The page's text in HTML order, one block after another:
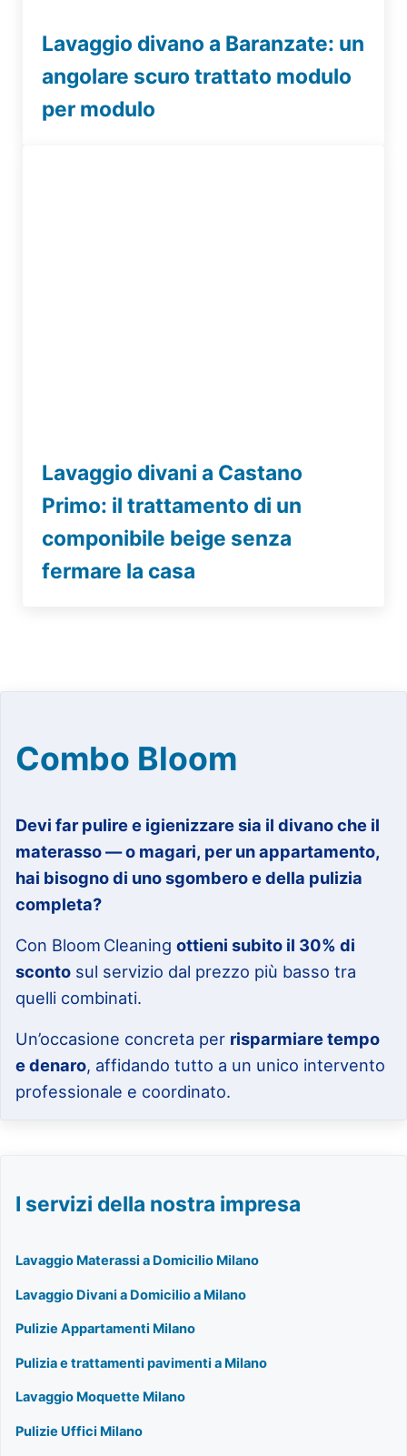
Lavaggio divano a Baranzate: un
angolare scuro trattato modulo
per modulo
Lavaggio divani a Castano
Primo: il trattamento di un
componibile beige senza
fermare la casa
Combo Bloom
Devi far pulire e igienizzare sia il divano che il
materasso — o magari, per un appartamento,
hai bisogno di uno sgombero e della pulizia
completa?
Con Bloom Cleaningottieni subito il 30% di
sconto sul servizio dal prezzo più basso tra
quelli combinati.
Un’occasione concreta per risparmiare tempo
e denaro, affidando tutto a un unico intervento
professionale e coordinato.
I servizi della nostra impresa
Lavaggio Materassi a Domicilio Milano
Lavaggio Divani a Domicilio a Milano
Pulizie Appartamenti Milano
Pulizia e trattamenti pavimenti a Milano
Lavaggio Moquette Milano
Pulizie Uffici Milano